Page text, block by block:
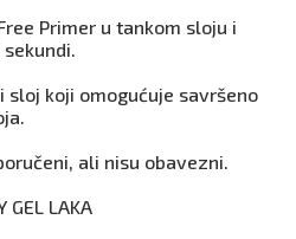
Primer u tankom sloju i
koji omogućuje savršeno
ali nisu obavezni.
GEL LAKA